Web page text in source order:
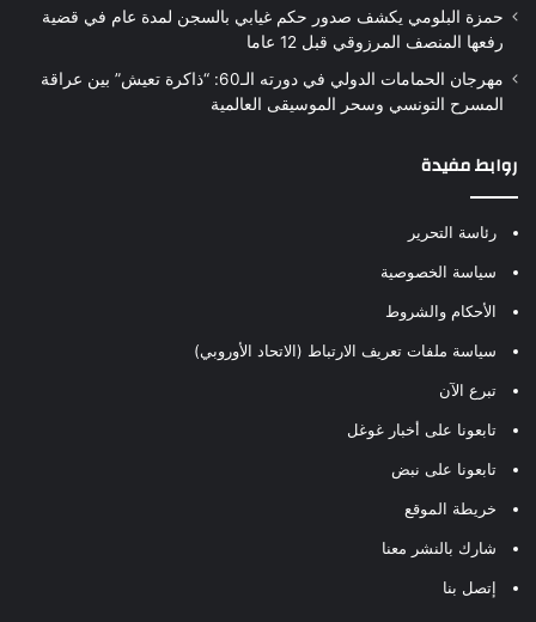
حمزة البلومي يكشف صدور حكم غيابي بالسجن لمدة عام في قضية
رفعها المنصف المرزوقي قبل 12 عاما
مهرجان الحمامات الدولي في دورته الـ60: “ذاكرة تعيش” بين عراقة
المسرح التونسي وسحر الموسيقى العالمية
روابط مفيدة
رئاسة التحرير
سياسة الخصوصية
الأحكام والشروط
سياسة ملفات تعريف الارتباط (الاتحاد الأوروبي)
تبرع الآن
تابعونا على أخبار غوغل
تابعونا على نبض
خريطة الموقع
شارك بالنشر معنا
إتصل بنا